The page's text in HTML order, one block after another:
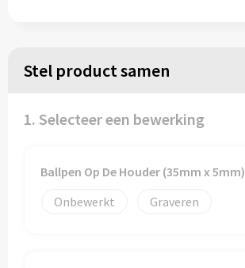
Stel product samen
1. Selecteer een bewerking
Ballpen Op De Houder (35mm x 5mm)
Onbewerkt
Graveren